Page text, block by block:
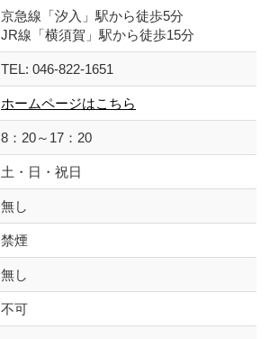
京急線「汐入」駅から徒歩5分
JR線「横須賀」駅から徒歩15分
TEL: 046-822-1651
ホームページはこちら
8：20～17：20
土・日・祝日
無し
禁煙
無し
不可